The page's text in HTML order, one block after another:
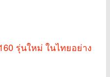
รุ่นใหม่ ในไทยอย่าง